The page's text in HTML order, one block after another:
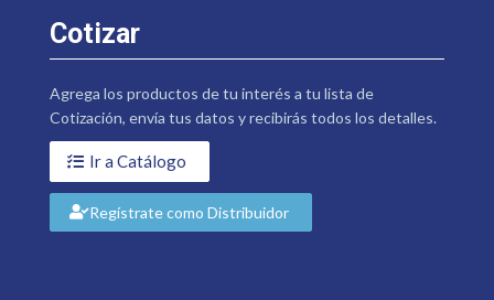
Cotizar
Agrega los productos de tu interés a tu lista de
Cotización, envía tus datos y recibirás todos los detalles.
Ir a Catálogo
Regístrate como Distribuidor